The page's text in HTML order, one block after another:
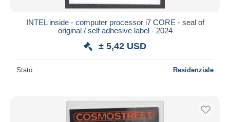
INTEL inside - computer processor i7 CORE - seal of
original / self adhesive label - 2024
± 5,42 USD
Stato Residenziale